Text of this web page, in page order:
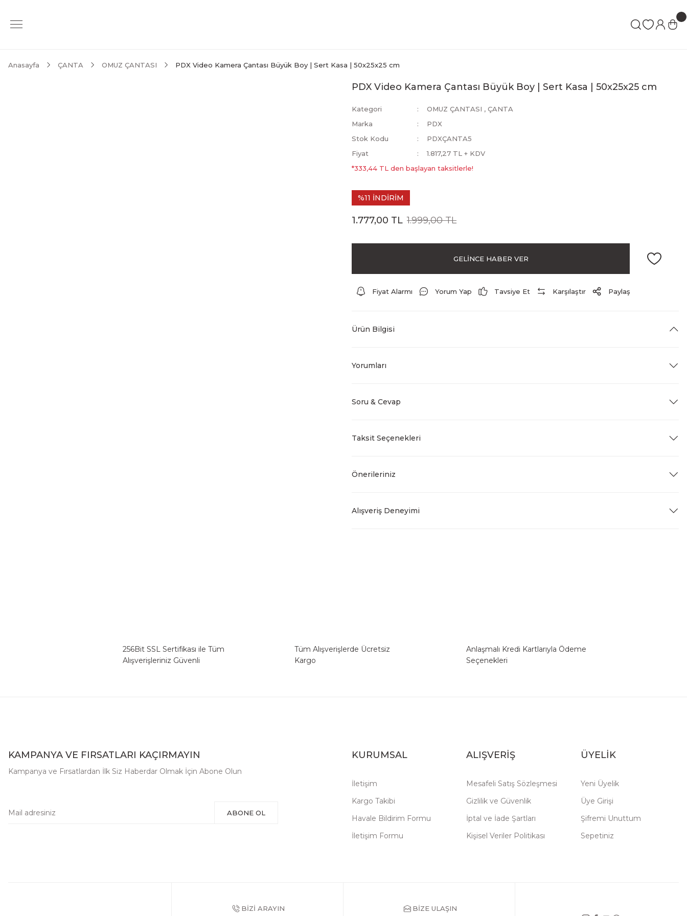
Anasayfa ÇANTA OMUZ ÇANTASI PDX Video Kamera Çantası Büyük Boy | Sert Kasa | 50x25x25 cm
PDX Video Kamera Çantası Büyük Boy | Sert Kasa | 50x25x25 cm
Kategori OMUZ ÇANTASI , ÇANTA
Marka
PDX
Stok Kodu
PDXÇANTA5
Fiyat
1.817,27 TL + KDV
*333,44 TL den başlayan taksitlerle!
%11 İNDİRİM
1.777,00 TL 1.999,00 TL
GELİNCE HABER VER
Fiyat Alarmı Yorum Yap Tavsiye Et Karşılaştır Paylaş
Ürün Bilgisi
Yorumları
Soru & Cevap
Taksit Seçenekleri
Önerileriniz
Alışveriş Deneyimi
256Bit SSL Sertifikası ile Tüm
Alışverişleriniz Güvenli
Tüm Alışverişlerde Ücretsiz
Kargo
Anlaşmalı Kredi Kartlarıyla Ödeme
Seçenekleri
KAMPANYA VE FIRSATLARI KAÇIRMAYIN
Kampanya ve Fırsatlardan İlk Siz Haberdar Olmak İçin Abone Olun
ABONE OL
KURUMSAL
İletişim
Kargo Takibi
Havale Bildirim Formu
İletişim Formu
ALIŞVERİŞ
Mesafeli Satış Sözleşmesi
Gizlilik ve Güvenlik
İptal ve İade Şartları
Kişisel Veriler Politikası
ÜYELİK
Yeni Üyelik
Üye Girişi
Şifremi Unuttum
Sepetiniz
BİZİ ARAYIN BİZE ULAŞIN